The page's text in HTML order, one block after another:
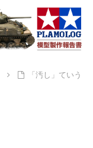
「汚し」ていう